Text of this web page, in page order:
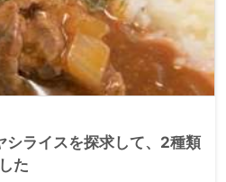
ライスを探求して、2種類
た